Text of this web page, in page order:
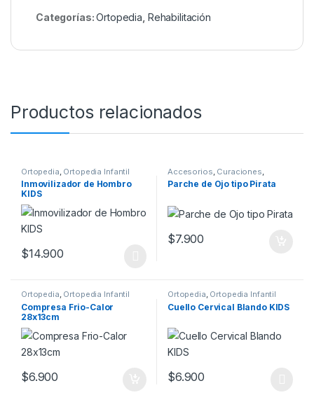
Categorías:Ortopedia Rehabilitación
Productos relacionados
Ortopedia Ortopedia Infantil
Inmovilizador de Hombro
KIDS
$14.900
Accesorios Curaciones
Insumos ,Ortopedia Ortopedia
Infantil
Parche de Ojo tipo Pirata
$7.900
Ortopedia, Ortopedia Infantil
Compresa Frio-Calor
28x13cm
$6.900
Ortopedia, Ortopedia Infantil
Cuello Cervical Blando KIDS
$6.900